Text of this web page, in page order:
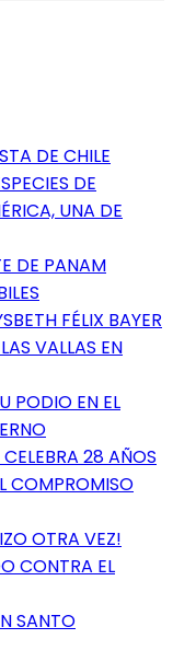
DE CHILE
DE
UNA DE
DE PANAM
FÉLIX BAYER
VALLAS EN
PODIO EN EL
28 AÑOS
COMPROMISO
OTRA VEZ!
CONTRA EL
SANTO